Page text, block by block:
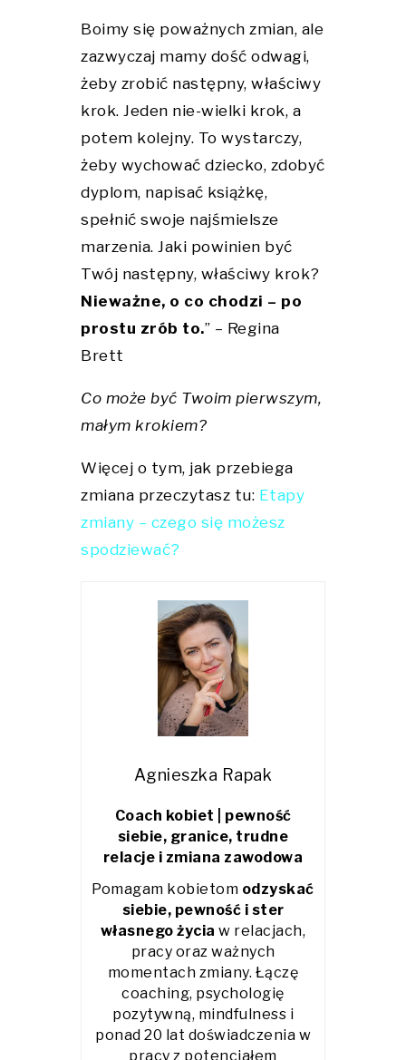
Boimy się poważnych zmian, ale
zazwyczaj mamy dość odwagi,
żeby zrobić następny, właściwy
krok. Jeden nie-wielki krok, a
potem kolejny. To wystarczy,
żeby wychować dziecko, zdobyć
dyplom, napisać książkę,
spełnić swoje najśmielsze
marzenia. Jaki powinien być
Twój następny, właściwy krok?
Nieważne, o co chodzi – po
prostu zrób to.” – Regina
Brett
Co może być Twoim pierwszym,
małym krokiem?
Więcej o tym, jak przebiega
zmiana przeczytasz tu: Etapy
zmiany – czego się możesz
spodziewać?
Agnieszka Rapak
Coach kobiet | pewność
siebie, granice, trudne
relacje i zmiana zawodowa
Pomagam kobietom odzyskać
siebie, pewność i ster
własnego życiaw relacjach,
pracy oraz ważnych
momentach zmiany. Łączę
coaching, psychologię
pozytywną, mindfulness i
ponad 20 lat doświadczenia w
pracy z potencjałem